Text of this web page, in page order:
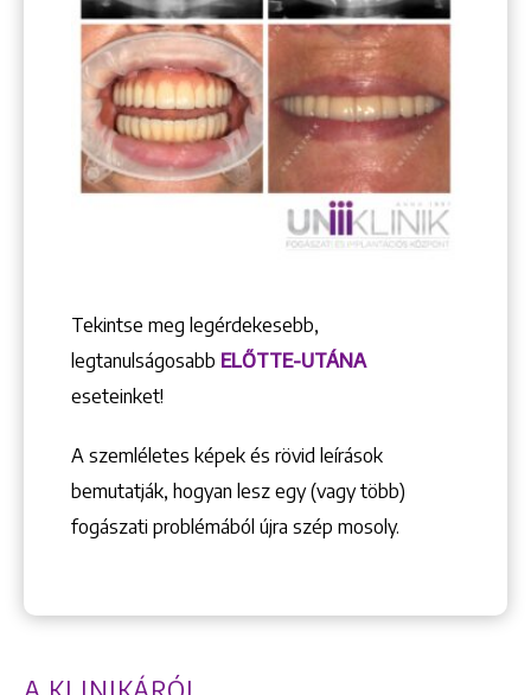
Tekintse meg legérdekesebb,
legtanulságosabb ELŐTTE-UTÁNA
eseteinket!
A szemléletes képek és rövid leírások
bemutatják, hogyan lesz egy (vagy több)
fogászati problémából újra szép mosoly.